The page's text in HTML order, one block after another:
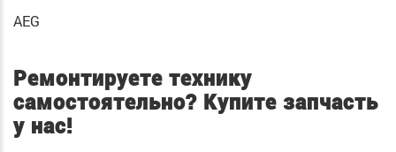
AEG
Ремонтируете технику
самостоятельно? Купите запчасть
у нас!